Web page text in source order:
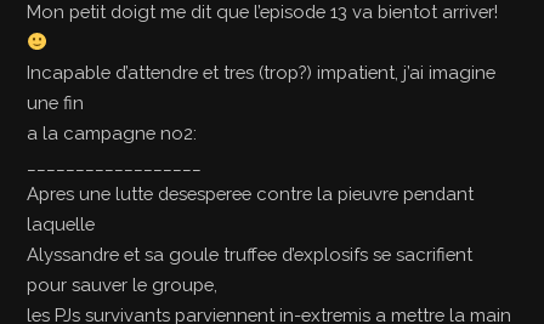
Mon petit doigt me dit que l’episode 13 va bientot arriver!
Incapable d’attendre et tres (trop?) impatient, j’ai imagine
une fin
a la campagne no2:
Apres une lutte desesperee contre la pieuvre pendant
laquelle
Alyssandre et sa goule truffee d’explosifs se sacrifient
pour sauver le groupe,
les PJs survivants parviennent in-extremis a mettre la main